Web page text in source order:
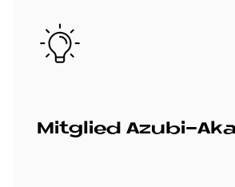
Bild
Mit­glied Azu­bi-